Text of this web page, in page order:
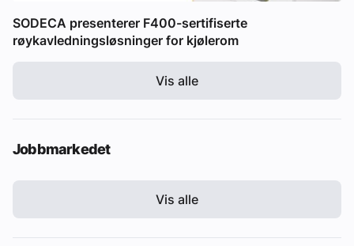
SODECA presenterer F400-sertifiserte
røykavledningsløsninger for kjølerom
Vis alle
Jobbmarkedet
Vis alle